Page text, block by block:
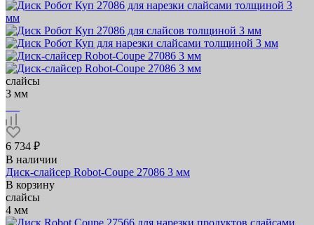
слайсы
3 мм
6 734 ₽
В наличии
Диск-слайсер Robot-Coupe 27086 3 мм
В корзину
слайсы
4 мм